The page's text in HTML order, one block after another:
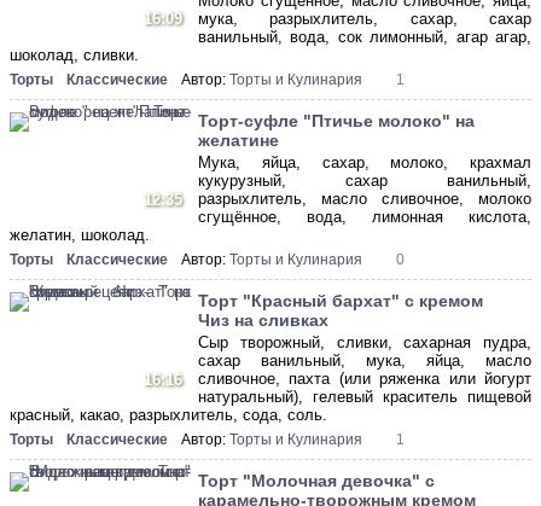
16:09
мука, разрыхлитель, сахар, сахар
ванильный, вода, сок лимонный, агар агар,
шоколад, сливки.
Торты Классические Автор: Торты и Кулинария 1
12:35
Торт-суфле "Птичье молоко" на
желатине
Мука, яйца, сахар, молоко, крахмал
кукурузный, сахар ванильный,
разрыхлитель, масло сливочное, молоко
сгущённое, вода, лимонная кислота,
желатин, шоколад.
Торты Классические Автор: Торты и Кулинария 0
16:16
Торт "Красный бархат" с кремом
Чиз на сливках
Сыр творожный, сливки, сахарная пудра,
сахар ванильный, мука, яйца, масло
сливочное, пахта (или ряженка или йогурт
натуральный), гелевый краситель пищевой
красный, какао, разрыхлитель, сода, соль.
Торты Классические Автор: Торты и Кулинария 1
Торт "Молочная девочка" с
карамельно-творожным кремом